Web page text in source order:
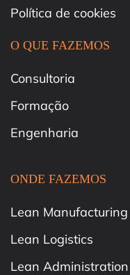
Política de cookies
O QUE FAZEMOS
Consultoria
Formação
Engenharia
ONDE FAZEMOS
Lean Manufacturing
Lean Logistics
Lean Administration